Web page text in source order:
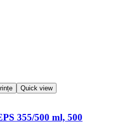
Quick view
355/500 ml, 500